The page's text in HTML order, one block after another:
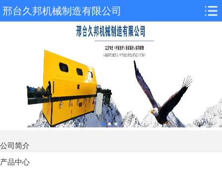
邢台久邦机械制造有限公司
公司简介
产品中心